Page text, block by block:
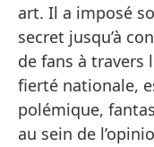
art. Il a imposé
secret jusqu’à
de fans à travers
fierté nationale,
polémique,
au sein de